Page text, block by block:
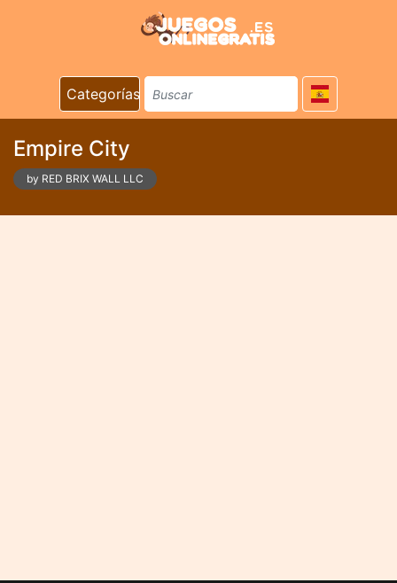
Categorías
Empire City
by RED BRIX WALL LLC